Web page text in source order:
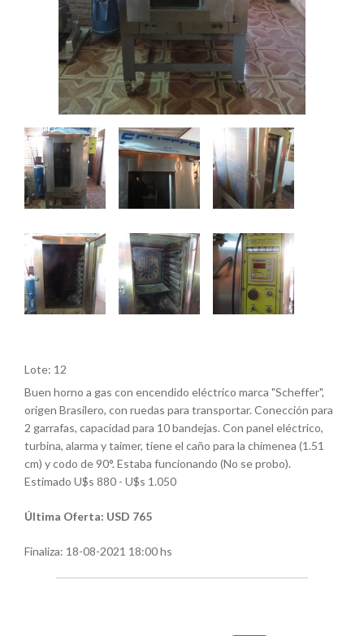
Lote: 12
Buen horno a gas con encendido eléctrico marca "Scheffer",
origen Brasilero, con ruedas para transportar. Conección para
2 garrafas, capacidad para 10 bandejas. Con panel eléctrico,
turbina, alarma y taimer, tiene el caño para la chimenea (1.51
cm) y codo de 90°. Estaba funcionando (No se probo).
Estimado U$s 880 - U$s 1.050
Última Oferta: USD 765
Finaliza: 18-08-2021 18:00 hs